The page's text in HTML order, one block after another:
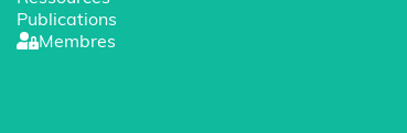
Publications
Membres